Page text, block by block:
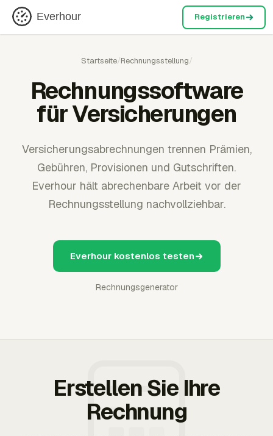
Everhour Registrieren
Startseite/Rechnungsstellung/
Rechnungssoftware
für Versicherungen
Versicherungsabrechnungen trennen Prämien,
Gebühren, Provisionen und Gutschriften.
Everhour hält abrechenbare Arbeit vor der
Rechnungsstellung nachvollziehbar.
Everhour kostenlos testen
Rechnungsgenerator
Erstellen Sie Ihre
Rechnung